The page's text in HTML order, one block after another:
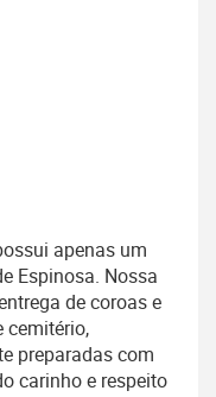
apenas um
Espinosa. Nossa
de coroas e
cemitério,
preparadas com
carinho e respeito